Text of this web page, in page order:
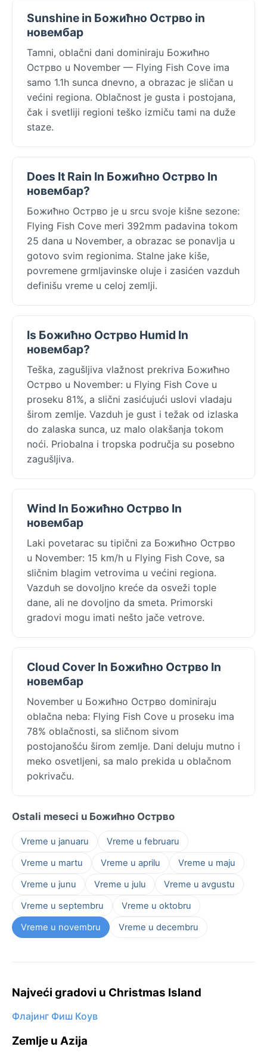
Sunshine in Божићно Острво in
новембар
Tamni, oblačni dani dominiraju Божићно
Острво u November — Flying Fish Cove ima
samo 1.1h sunca dnevno, a obrazac je sličan u
većini regiona. Oblačnost je gusta i postojana,
čak i svetliji regioni teško izmiču tami na duže
staze.
Does It Rain In Божићно Острво In
новембар?
Божићно Острво je u srcu svoje kišne sezone:
Flying Fish Cove meri 392mm padavina tokom
25 dana u November, a obrazac se ponavlja u
gotovo svim regionima. Stalne jake kiše,
povremene grmljavinske oluje i zasićen vazduh
definišu vreme u celoj zemlji.
Is Божићно Острво Humid In
новембар?
Teška, zagušljiva vlažnost prekriva Божићно
Острво u November: u Flying Fish Cove u
proseku 81%, a slični zasićujući uslovi vladaju
širom zemlje. Vazduh je gust i težak od izlaska
do zalaska sunca, uz malo olakšanja tokom
noći. Priobalna i tropska područja su posebno
zagušljiva.
Wind In Божићно Острво In
новембар
Laki povetarac su tipični za Божићно Острво
u November: 15 km/h u Flying Fish Cove, sa
sličnim blagim vetrovima u većini regiona.
Vazduh se dovoljno kreće da osveži tople
dane, ali ne dovoljno da smeta. Primorski
gradovi mogu imati nešto jače vetrove.
Cloud Cover In Божићно Острво In
новембар
November u Божићно Острво dominiraju
oblačna neba: Flying Fish Cove u proseku ima
78% oblačnosti, sa sličnom sivom
postojanošću širom zemlje. Dani deluju mutno i
meko osvetljeni, sa malo prekida u oblačnom
pokrivaču.
Ostali meseci u Божићно Острво
Vreme u januaru
Vreme u februaru
Vreme u martu
Vreme u aprilu
Vreme u maju
Vreme u junu
Vreme u julu
Vreme u avgustu
Vreme u septembru
Vreme u oktobru
Vreme u novembru
Vreme u decembru
Najveći gradovi u Christmas Island
Флајинг Фиш Коув
Zemlje u Azija